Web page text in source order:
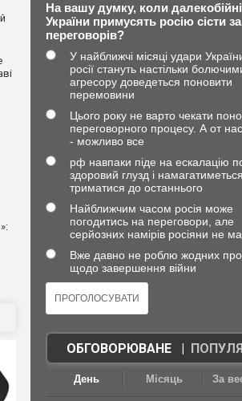
На вашу думку, коли далекобійні
України примусять росію сісти за
переговорів?
У найближчі місяці удари
росії стануть настільки
агресору доведеться поновити
перемовини
Цього року не варто чекати
переговорного процесу. А от
- можливо все
рф навпаки піде на ескалацію
здоровий глузд і намагатиметься
триматися до останнього
Найближчим часом росія може
погодитись на переговори, але
серйозних намірів росіяни не
Вже давно не роблю жодних
щодо завершення війни
ОБГОВОРЮВАНЕ|
День Місяць За